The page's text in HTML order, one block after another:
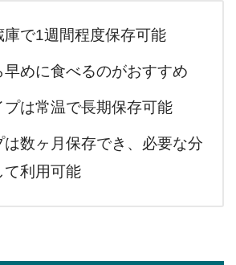
庫で1週間程度保存可能
早めに食べるのがおすすめ
プは常温で長期保存可能
は数ヶ月保存でき、必要な分
て利用可能